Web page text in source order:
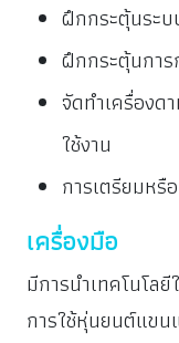
ฝึกกระตุ้นระ
ฝึกกระตุ้นการ
จัดทำเครื่อง
ใช้งาน
การเตรียมหรื
เครื่องมือ
มีการนำเทคโนโล
การใช้หุ่นยนต์แขน